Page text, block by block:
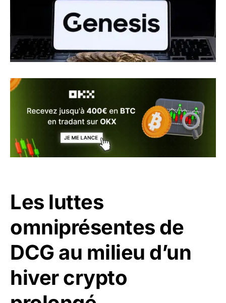
Les luttes
omniprésentes de
DCG au milieu d’un
hiver crypto